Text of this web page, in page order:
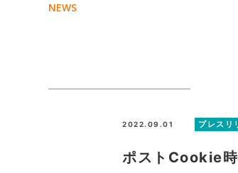
NEWS
2022.09.01 プレスリ
ポストCookie時